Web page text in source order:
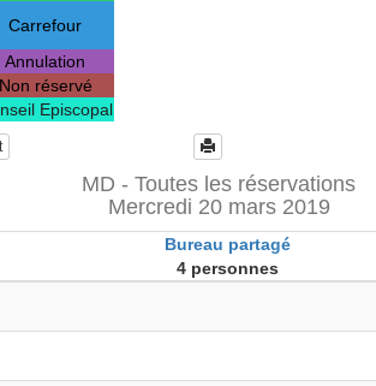
Carrefour
Annulation
Non réservé
Episcopal
Bureau partagé
4 personnes
MD - Toutes les réservations
Mercredi 20 mars 2019